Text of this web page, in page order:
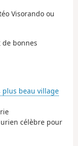
Visorando ou
bonnes
plus beau village
célèbre pour